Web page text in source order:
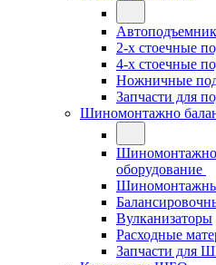
2-х стоечные
4-х стоечные
Ножничные
Запчасти для
Шиномонтажно
Шиномонтажно
оборудование
Вулканизаторы
Расходные
Запчасти для